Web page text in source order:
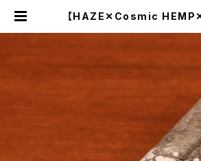
【HAZE✕Cosmic